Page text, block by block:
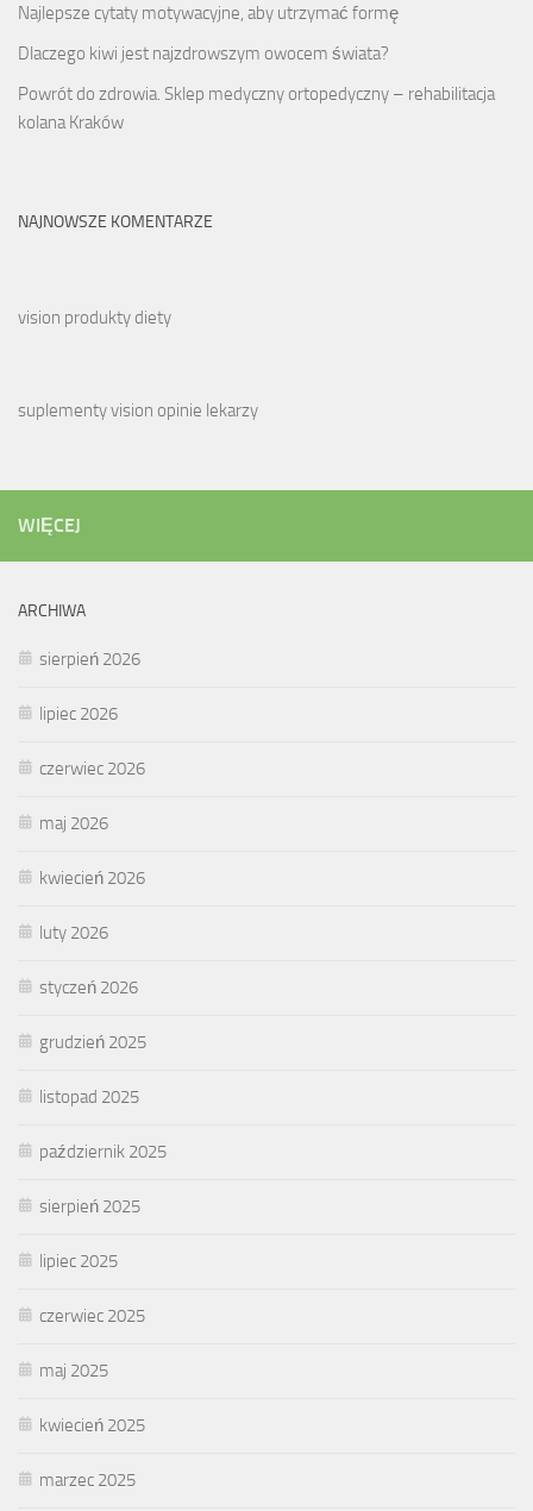
Najlepsze cytaty motywacyjne, aby utrzymać formę
Dlaczego kiwi jest najzdrowszym owocem świata?
Powrót do zdrowia. Sklep medyczny ortopedyczny – rehabilitacja
kolana Kraków
NAJNOWSZE KOMENTARZE
vision produkty diety
suplementy vision opinie lekarzy
WIĘCEJ
ARCHIWA
sierpień 2026
lipiec 2026
czerwiec 2026
maj 2026
kwiecień 2026
luty 2026
styczeń 2026
grudzień 2025
listopad 2025
październik 2025
sierpień 2025
lipiec 2025
czerwiec 2025
maj 2025
kwiecień 2025
marzec 2025